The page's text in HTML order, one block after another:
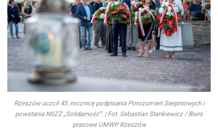
Rzeszów uczcił 45. rocznicę podpisania Porozumień Sierpniowych i
powstania NSZZ „Solidarność”. | Fot. Sebastian Stankiewicz / Biuro
prasowe UMWP Rzeszów